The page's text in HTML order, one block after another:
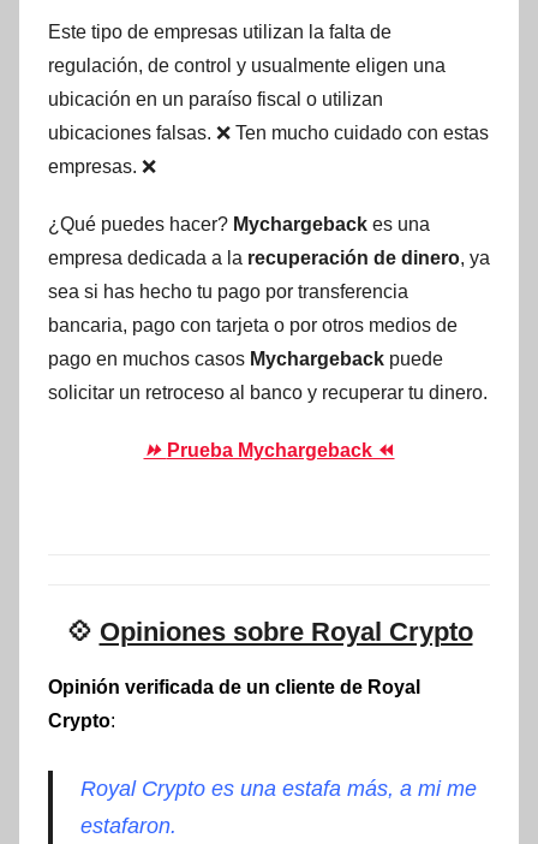
Este tipo de empresas utilizan la falta de
regulación, de control y usualmente eligen una
ubicación en un paraíso fiscal o utilizan
ubicaciones falsas. ❌ Ten mucho cuidado con estas
empresas. ❌
¿Qué puedes hacer? Mychargeback es una
empresa dedicada a la recuperación de dinero, ya
sea si has hecho tu pago por transferencia
bancaria, pago con tarjeta o por otros medios de
pago en muchos casos Mychargeback puede
solicitar un retroceso al banco y recuperar tu dinero.
⏩ Prueba Mychargeback ⏪
💠 Opiniones sobre Royal Crypto
Opinión verificada de un cliente de Royal
Crypto:
Royal Crypto es una estafa más, a mi me
estafaron.